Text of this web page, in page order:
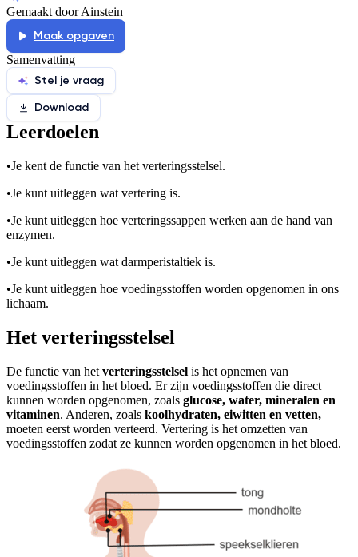
Gemaakt door Ainstein
Maak opgaven
Samenvatting
Stel je vraag
Download
Leerdoelen
•Je kent de functie van het verteringsstelsel.
•Je kunt uitleggen wat vertering is.
•Je kunt uitleggen hoe verteringssappen werken aan de hand van
enzymen.
•Je kunt uitleggen wat darmperistaltiek is.
•Je kunt uitleggen hoe voedingsstoffen worden opgenomen in ons
lichaam.
Het verteringsstelsel
De functie van het verteringsstelsel is het opnemen van
voedingsstoffen in het bloed. Er zijn voedingsstoffen die direct
kunnen worden opgenomen, zoals glucose, water, mineralen en
vitaminen. Anderen, zoals koolhydraten, eiwitten en vetten,
moeten eerst worden verteerd. Vertering is het omzetten van
voedingsstoffen zodat ze kunnen worden opgenomen in het bloed.